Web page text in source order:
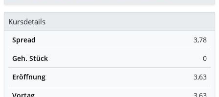
Kursdetails
Spread
3,78
Geh. Stück
0
Eröffnung
3,63